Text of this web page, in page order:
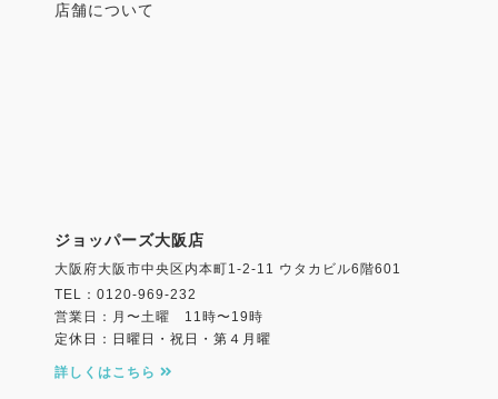
店舗について
ジョッパーズ大阪店
大阪府大阪市中央区内本町1-2-11 ウタカビル6階601
TEL：0120-969-232
営業日：月〜土曜 11時〜19時
定休日：日曜日・祝日・第４月曜
詳しくはこちら